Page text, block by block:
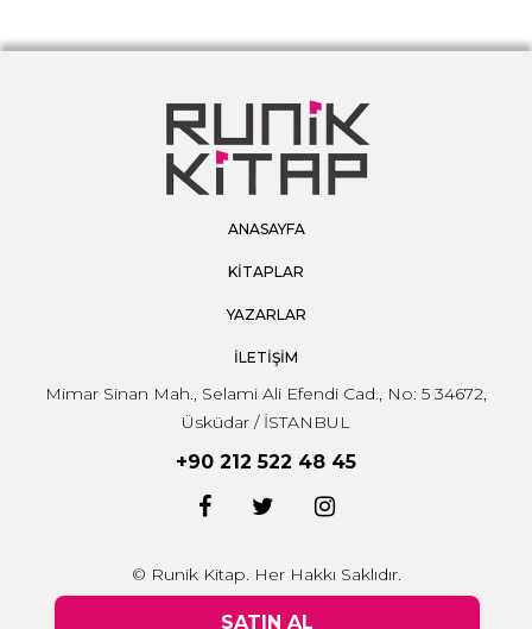
SATIN AL
ANASAYFA
KİTAPLAR
YAZARLAR
İLETİŞİM
Mimar Sinan Mah., Selami Ali Efendi Cad., No: 5 34672,
Üsküdar / İSTANBUL
+90 212 522 48 45
© Runik Kitap. Her Hakkı Saklıdır.